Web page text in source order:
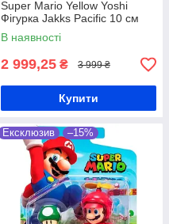
Super Mario Yellow Yoshi
Фігурка Jakks Pacific 10 см
В наявності
2 999,25 ₴ 3 999 ₴
Купити
Ексклюзив –15%